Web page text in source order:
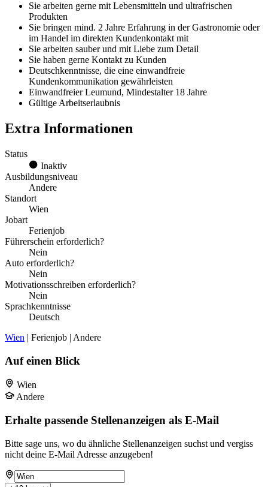
Sie arbeiten gerne mit Lebensmitteln und ultrafrischen
Produkten
Sie bringen mind. 2 Jahre Erfahrung in der Gastronomie oder
im Handel im direkten Kundenkontakt mit
Sie arbeiten sauber und mit Liebe zum Detail
Sie haben gerne Kontakt zu Kunden
Deutschkenntnisse, die eine einwandfreie
Kundenkommunikation gewährleisten
Einwandfreier Leumund, Mindestalter 18 Jahre
Gültige Arbeitserlaubnis
Extra Informationen
Status
Inaktiv
Ausbildungsniveau
Andere
Standort
Wien
Jobart
Ferienjob
Führerschein erforderlich?
Nein
Auto erforderlich?
Nein
Motivationsschreiben erforderlich?
Nein
Sprachkenntnisse
Deutsch
Wien | Ferienjob | Andere
Auf einen Blick
Wien
Andere
Erhalte passende Stellenanzeigen als E-Mail
Bitte sage uns, wo du ähnliche Stellenanzeigen suchst und vergiss
nicht deine E-Mail Adresse anzugeben!